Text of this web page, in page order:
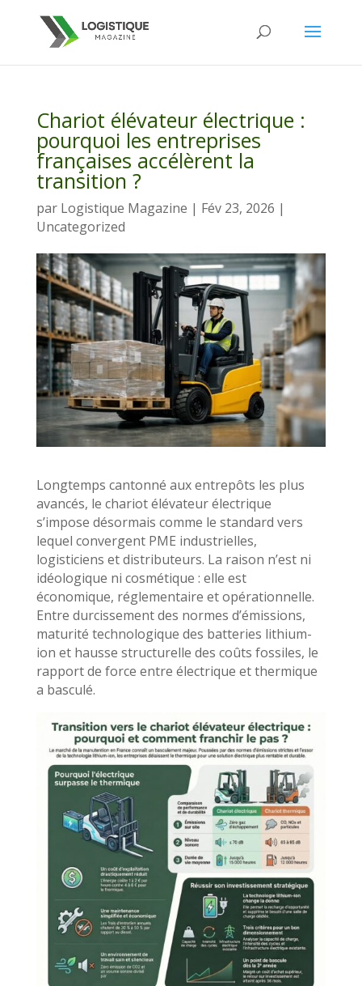
Chariot élévateur électrique :
pourquoi les entreprises
françaises accélèrent la
transition ?
par Logistique Magazine | Fév 23, 2026 |
Uncategorized
Longtemps cantonné aux entrepôts les plus
avancés, le chariot élévateur électrique
s’impose désormais comme le standard vers
lequel convergent PME industrielles,
logisticiens et distributeurs. La raison n’est ni
idéologique ni cosmétique : elle est
économique, réglementaire et opérationnelle.
Entre durcissement des normes d’émissions,
maturité technologique des batteries lithium-
ion et hausse structurelle des coûts fossiles, le
rapport de force entre électrique et thermique
a basculé.